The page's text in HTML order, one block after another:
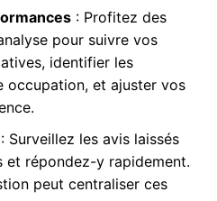
: Profitez des
pour suivre vos
identifier les
occupation, et ajuster vos
Surveillez les avis laissés
et répondez-y rapidement.
peut centraliser ces